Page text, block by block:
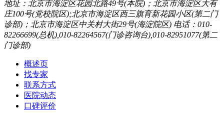
地址：北京市海淀区花园北路49号(本院)；北京市海淀区大有
庄100号(党校院区);北京市海淀区西三旗育新花园小区(第二门
诊部)；北京市海淀区中关村大街29号(海淀院区) 电话：010-
82266699(总机),010-82264567(门诊咨询台),010-82951077(第二
门诊部)
概述页
找专家
联系方式
医院动态
口碑评价